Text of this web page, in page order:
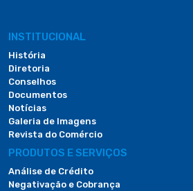
INSTITUCIONAL
História
Diretoria
Conselhos
Documentos
Notícias
Galeria de Imagens
Revista do Comércio
PRODUTOS E SERVIÇOS
Análise de Crédito
Negativação e Cobrança